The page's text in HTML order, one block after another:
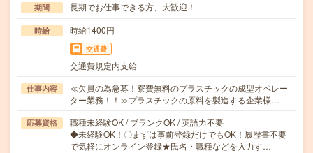
期間 長期でお仕事できる方、大歓迎！
時給 時給1400円
交通費
交通費規定内支給
仕事内容
≪欠員の為急募！寮費無料のプラスチックの成型オペレー
ター業務！！≫プラスチックの原料を製造する企業様…
応募資格
職種未経験OK / ブランクOK / 英語力不要
◆未経験OK！〇まずは事前登録だけでもOK！履歴書不要
で気軽にオンライン登録★氏名・職種などを入力す…